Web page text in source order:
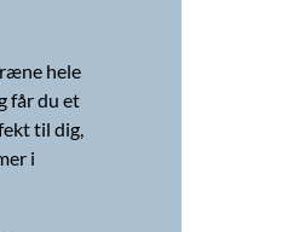
hele
får du et
til dig,
i